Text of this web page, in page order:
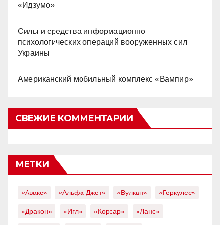
«Идзумо»
Силы и средства информационно-
психологических операций вооруженных сил
Украины
Американский мобильный комплекс «Вампир»
СВЕЖИЕ КОММЕНТАРИИ
МЕТКИ
«Авакс» «Альфа Джет» «Вулкан» «Геркулес»
«Дракон» «Игл» «Корсар» «Ланс»